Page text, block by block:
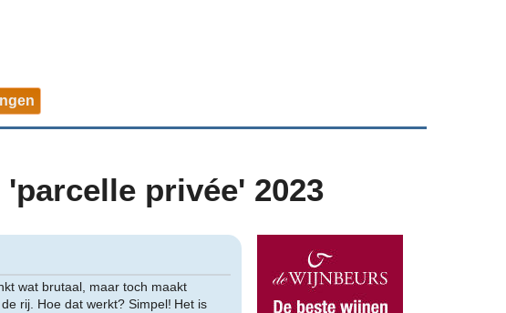
privée' 2023
wat brutaal, maar toch maakt
rij. Hoe dat werkt? Simpel! Het is